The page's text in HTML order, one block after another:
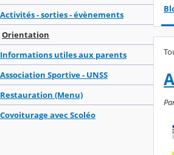
Activités - sorties - évènements
Orientation
Informations utiles aux parents
Association Sportive - UNSS
Restauration (Menu)
Covoiturage avec Scoléo